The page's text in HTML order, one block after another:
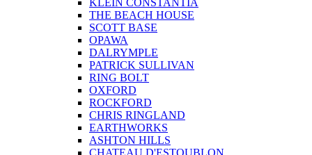
KLEIN CONSTANTIA
THE BEACH HOUSE
SCOTT BASE
OPAWA
DALRYMPLE
PATRICK SULLIVAN
RING BOLT
OXFORD
ROCKFORD
CHRIS RINGLAND
EARTHWORKS
ASHTON HILLS
CHATEAU D'ESTOUBLON